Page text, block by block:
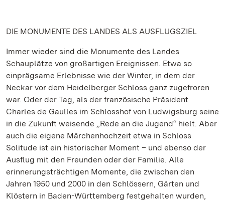
DIE MONUMENTE DES LANDES ALS AUSFLUGSZIEL
Immer wieder sind die Monumente des Landes
Schauplätze von großartigen Ereignissen. Etwa so
einprägsame Erlebnisse wie der Winter, in dem der
Neckar vor dem Heidelberger Schloss ganz zugefroren
war. Oder der Tag, als der französische Präsident
Charles de Gaulles im Schlosshof von Ludwigsburg seine
in die Zukunft weisende „Rede an die Jugend“ hielt. Aber
auch die eigene Märchenhochzeit etwa in Schloss
Solitude ist ein historischer Moment – und ebenso der
Ausflug mit den Freunden oder der Familie. Alle
erinnerungsträchtigen Momente, die zwischen den
Jahren 1950 und 2000 in den Schlössern, Gärten und
Klöstern in Baden-Württemberg festgehalten wurden,